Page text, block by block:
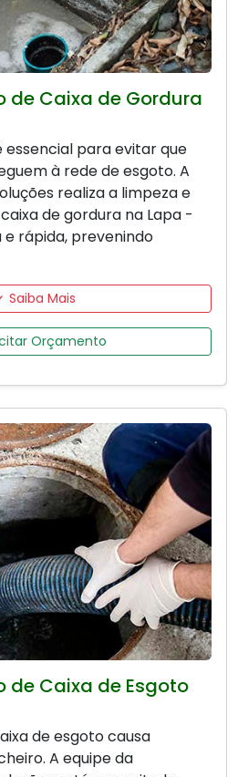
de Caixa de Gordura
essencial para evitar que
à rede de esgoto. A
realiza a limpeza e
de gordura na Lapa -
rápida, prevenindo
Saiba Mais
Orçamento
de Caixa de Esgoto
de esgoto causa
A equipe da